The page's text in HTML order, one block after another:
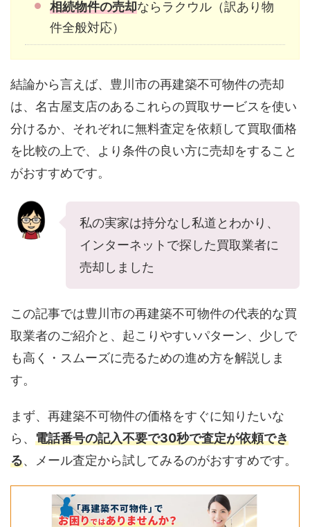
相続物件の売却ならラクウル（訳あり物
件全般対応）
結論から言えば、豊川市の再建築不可物件の売却
は、名古屋支店のあるこれらの買取サービスを使い
分けるか、それぞれに無料査定を依頼して買取価格
を比較の上で、より条件の良い方に売却をすること
がおすすめです。
私の実家は持分なし私道とわかり、
インターネットで探した買取業者に
売却しました
この記事では豊川市の再建築不可物件の代表的な買
取業者のご紹介と、起こりやすいパターン、少しで
も高く・スムーズに売るための進め方を解説しま
す。
まず、再建築不可物件の価格をすぐに知りたいな
ら、 電話番号の記入不要で30秒で査定が依頼でき
る、メール査定から試してみるのがおすすめです。